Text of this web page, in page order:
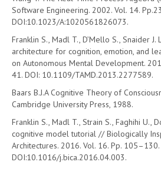
Software Engineering. 2002. Vol. 14.
DOI:10.1023/A:1020561826073.
Franklin S., Madl T., D’Mello S., Snaider
architecture for cognition, emotion, and
on Autonomous Mental Development.
41. DOI: 10.1109/TAMD.2013.2277589.
Baars B.J.A Cognitive Theory of
Cambridge University Press, 1988.
Franklin S., Madl T., Strain S., Faghihi U.,
cognitive model tutorial // Biologically
Architectures. 2016. Vol. 16. Pp. 105–130.
DOI:10.1016/j.bica.2016.04.003.